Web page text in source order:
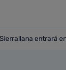
entrará